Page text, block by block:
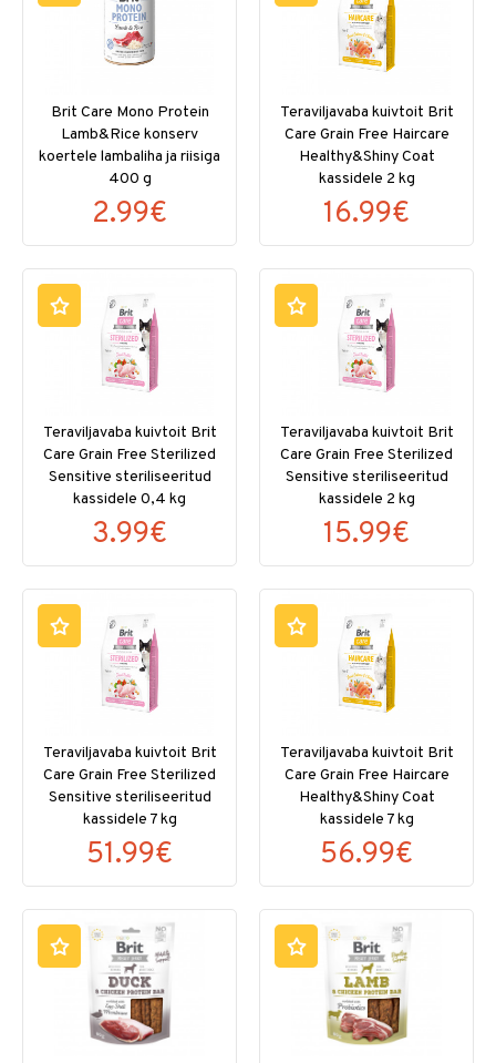
Brit Care Mono Protein
Lamb&Rice konserv
koertele lambaliha ja riisiga
400 g
2.99€
Teraviljavaba kuivtoit Brit
Care Grain Free Haircare
Healthy&Shiny Coat
kassidele 2 kg
16.99€
Teraviljavaba kuivtoit Brit
Care Grain Free Sterilized
Sensitive steriliseeritud
kassidele 0,4 kg
3.99€
Teraviljavaba kuivtoit Brit
Care Grain Free Sterilized
Sensitive steriliseeritud
kassidele 2 kg
15.99€
Teraviljavaba kuivtoit Brit
Care Grain Free Sterilized
Sensitive steriliseeritud
kassidele 7 kg
51.99€
Teraviljavaba kuivtoit Brit
Care Grain Free Haircare
Healthy&Shiny Coat
kassidele 7 kg
56.99€